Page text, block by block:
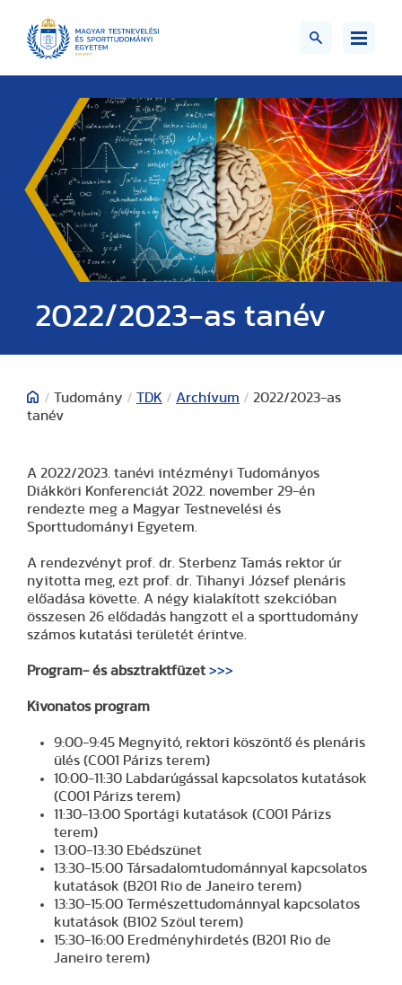
2022/2023-as tanév
/ Tudomány / TDK / Archívum / 2022/2023-as
tanév
A 2022/2023. tanévi intézményi Tudományos
Diákköri Konferenciát 2022. november 29-én
rendezte meg a Magyar Testnevelési és
Sporttudományi Egyetem.
A rendezvényt prof. dr. Sterbenz Tamás rektor úr
nyitotta meg, ezt prof. dr. Tihanyi József plenáris
előadása követte. A négy kialakított szekcióban
összesen 26 elődadás hangzott el a sporttudomány
számos kutatási területét érintve.
Program- és absztraktfüzet >>>
Kivonatos program
9:00-9:45 Megnyitó, rektori köszöntő és plenáris
ülés (C001 Párizs terem)
10:00-11:30 Labdarúgással kapcsolatos kutatások
(C001 Párizs terem)
11:30-13:00 Sportági kutatások (C001 Párizs
terem)
13:00-13:30 Ebédszünet
13:30-15:00 Társadalomtudománnyal kapcsolatos
kutatások (B201 Rio de Janeiro terem)
13:30-15:00 Természettudománnyal kapcsolatos
kutatások (B102 Szöul terem)
15:30-16:00 Eredményhirdetés (B201 Rio de
Janeiro terem)